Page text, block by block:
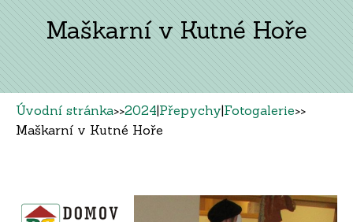
Maškarní v Kutné Hoře
Úvodní stránka>>2024|Přepychy|Fotogalerie>>
Maškarní v Kutné Hoře